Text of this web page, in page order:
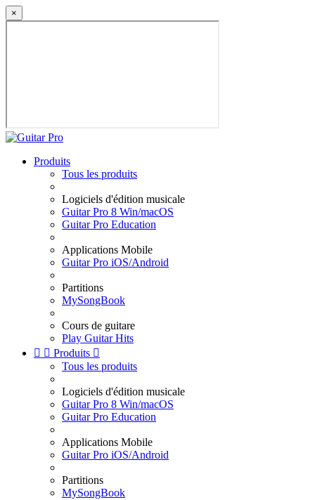
×
Produits
Tous les produits
Logiciels d'édition musicale
Guitar Pro 8 Win/macOS
Guitar Pro Education
Applications Mobile
Guitar Pro iOS/Android
Partitions
MySongBook
Cours de guitare
Play Guitar Hits
  Produits 
Tous les produits
Logiciels d'édition musicale
Guitar Pro 8 Win/macOS
Guitar Pro Education
Applications Mobile
Guitar Pro iOS/Android
Partitions
MySongBook